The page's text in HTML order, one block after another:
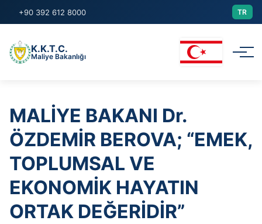
+90 392 612 8000 TR
K.K.T.C.
Maliye Bakanlığı
Kurumsal
Yasalar/Genelgeler
Duyurular
Raporlar
MALİYE BAKANI Dr.
ÖZDEMİR BEROVA; “EMEK,
TOPLUMSAL VE
EKONOMİK HAYATIN
ORTAK DEĞERİDİR”